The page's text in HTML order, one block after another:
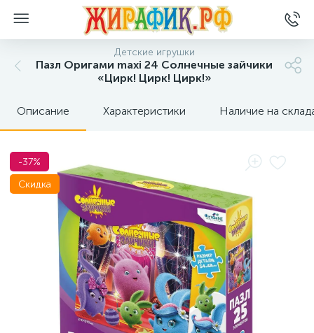
Детские игрушки
Пазл Оригами maxi 24 Солнечные зайчики
«Цирк! Цирк! Цирк!»
Описание Характеристики Наличие на
-37%
Скидка